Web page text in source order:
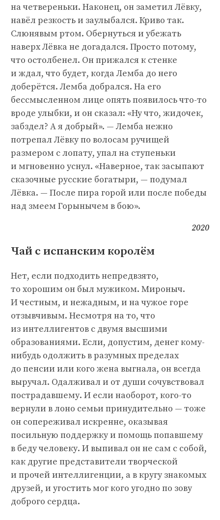
на четвереньки. Наконец, он заметил Лёвку,
навёл резкость и заулыбался. Криво так.
Слюнявым ртом. Обернуться и убежать
наверх Лёвка не догадался. Просто потому,
что остолбенел. Он прижался к стенке
и ждал, что будет, когда Лемба до него
доберётся. Лемба добрался. На его
бессмысленном лице опять появилось что-то
вроде улыбки, и он сказал: «Ну что, жидочек,
забздел? А я добрый». — Лемба нежно
потрепал Лёвку по волосам ручищей
размером с лопату, упал на ступеньки
и мгновенно уснул. «Наверное, так засыпают
сказочные русские богатыри, — подумал
Лёвка. — После пира горой или после победы
над змеем Горынычем в бою».
2020
Чай с испанским королём
Нет, если подходить непредвзято,
то хорошим он был мужиком. Мироныч.
И честным, и нежадным, и на чужое горе
отзывчивым. Несмотря на то, что
из интеллигентов с двумя высшими
образованиями. Если, допустим, денег кому-
нибудь одолжить в разумных пределах
до пенсии или кого жена выгнала, он всегда
выручал. Одалживал и от души сочувствовал
пострадавшему. И если наоборот, кого-то
вернули в лоно семьи принудительно — тоже
он сопереживал искренне, оказывая
посильную поддержку и помощь попавшему
в беду человеку. И выпивал он не сам с собой,
как другие представители творческой
и прочей интеллигенции, а в кругу знакомых
друзей, и угостить мог кого угодно по зову
доброго сердца.